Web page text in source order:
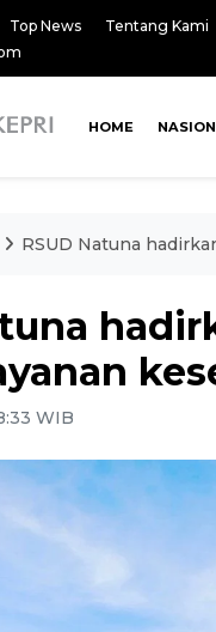
Top News Tentang Kami
HOME
RSUD Natuna
WIB